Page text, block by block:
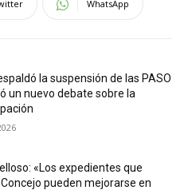
WhatsApp
la suspensión de las PASO
un nuevo debate sobre la
«Los expedientes que
Concejo pueden mejorarse en